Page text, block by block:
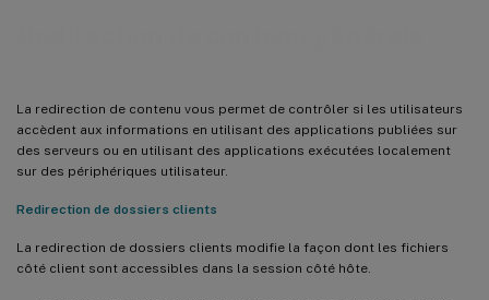
La redirection de contenu vous permet de contrôler si les utilisateurs
accèdent aux informations en utilisant des applications publiées sur
des serveurs ou en utilisant des applications exécutées localement
sur des périphériques utilisateur.
Redirection de dossiers clients
La redirection de dossiers clients modifie la façon dont les fichiers
côté client sont accessibles dans la session côté hôte.